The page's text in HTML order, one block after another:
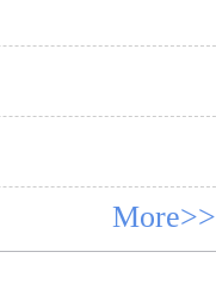
More>>